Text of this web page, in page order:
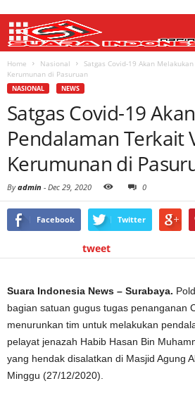
Home Nasional
Satgas Covid-19 Akan
Kerumunan di Pasuruan
NASIONAL NEWS
Satgas Covid-19
Pendalaman Terkait
Kerumunan di
Byadmin - Dec 29, 2020 0
Facebook Twitter
tweet
Suara Indonesia News – Surabaya.
bagian satuan gugus tugas penanganan
menurunkan tim untuk melakukan
pelayat jenazah Habib Hasan Bin
yang hendak disalatkan di Masjid Agung
Minggu (27/12/2020).